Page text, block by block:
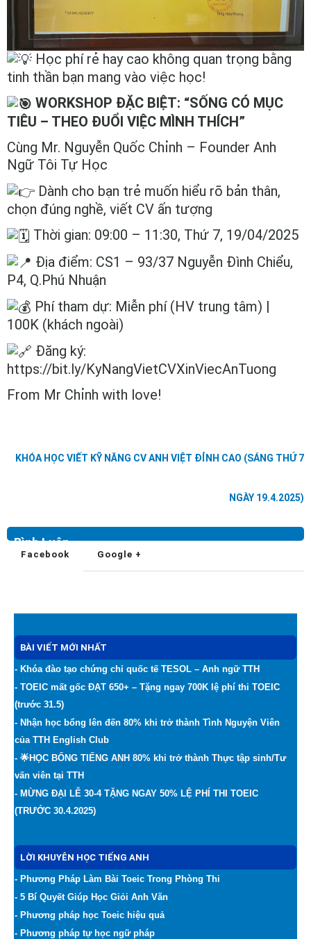
Học phí rẻ hay cao không quan trọng bằng
tinh thần bạn mang vào việc học!
WORKSHOP ĐẶC BIỆT: “SỐNG CÓ MỤC
TIÊU – THEO ĐUỔI VIỆC MÌNH THÍCH”
Cùng Mr. Nguyễn Quốc Chỉnh – Founder Anh
Ngữ Tôi Tự Học
Dành cho bạn trẻ muốn hiểu rõ bản thân,
chọn đúng nghề, viết CV ấn tượng
Thời gian: 09:00 – 11:30, Thứ 7, 19/04/2025
Địa điểm: CS1 – 93/37 Nguyễn Đình Chiểu,
P4, Q.Phú Nhuận
Phí tham dự: Miễn phí (HV trung tâm) |
100K (khách ngoài)
Đăng ký:
https://bit.ly/KyNangVietCVXinViecAnTuong
From Mr Chỉnh with love!
KHÓA HỌC VIẾT KỸ NĂNG CV ANH VIỆT ĐỈNH CAO (SÁNG THỨ 7
NGÀY 19.4.2025)
Bình Luận
Facebook Google +
BÀI VIẾT MỚI NHẤT
- Khóa đào tạo chứng chỉ quốc tế TESOL – Anh ngữ TTH
- TOEIC mất gốc ĐẠT 650+ – Tặng ngay 700K lệ phí thi TOEIC
(trước 31.5)
- Nhận học bổng lên đến 80% khi trở thành Tình Nguyện Viên
của TTH English Club
- 🌟HỌC BỔNG TIẾNG ANH 80% khi trở thành Thực tập sinh/Tư
vấn viên tại TTH
- MỪNG ĐẠI LỄ 30-4 TẶNG NGAY 50% LỆ PHÍ THI TOEIC
(TRƯỚC 30.4.2025)
LỜI KHUYÊN HỌC TIẾNG ANH
- Phương Pháp Làm Bài Toeic Trong Phòng Thi
- 5 Bí Quyết Giúp Học Giỏi Anh Văn
- Phương pháp học Toeic hiệu quả
- Phương pháp tự học ngữ pháp